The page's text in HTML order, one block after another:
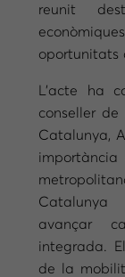
reunit
oportunitats
L’acte ha
conseller
Catalunya,
importància
Catalunya
avançar
integrada.
de la